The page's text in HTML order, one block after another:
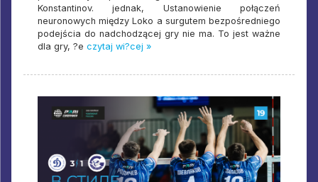
Konstantinov. jednak, Ustanowienie połączeń
neuronowych między Loko a surgutem bezpośredniego
podejścia do nadchodzącej gry nie ma. To jest ważne
dla gry, ?e czytaj wi?cej »